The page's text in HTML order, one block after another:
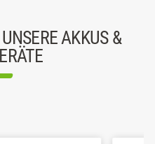
AKKUS &